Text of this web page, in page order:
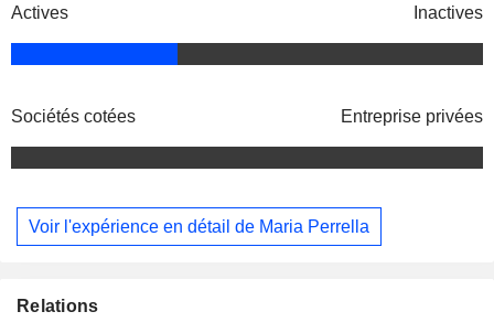
Actives Inactives
Sociétés cotées Entreprise privées
Voir l'expérience en détail de Maria Perrella
Relations